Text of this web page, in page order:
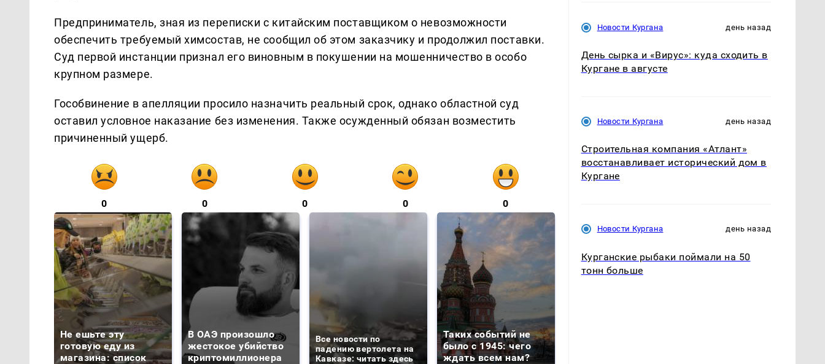
Предприниматель, зная из переписки с китайским поставщиком о невозможности
обеспечить требуемый химсостав, не сообщил об этом заказчику и продолжил поставки.
Суд первой инстанции признал его виновным в покушении на мошенничество в особо
крупном размере.
Гособвинение в апелляции просило назначить реальный срок, однако областной суд
оставил условное наказание без изменения. Также осужденный обязан возместить
причиненный ущерб.
0 0 0 0 0
Не ешьте эту
готовую еду из
магазина: список
В ОАЭ произошло
жестокое убийство
криптомиллионера
Все новости по
падению вертолета на
Кавказе: читать здесь
Таких событий не
было с 1945: чего
ждать всем нам?
Новости Кургана день назад
День сырка и «Вирус»: куда сходить в
Кургане в августе
Новости Кургана день назад
Строительная компания «Атлант»
восстанавливает исторический дом в
Кургане
Новости Кургана день назад
Курганские рыбаки поймали на 50
тонн больше